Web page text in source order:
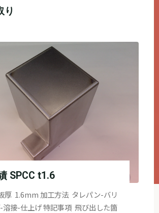
り
SPCC t1.6
厚 1.6mm 加工方法 タレパン-バリ
溶接-仕上げ 特記事項 飛び出した箇